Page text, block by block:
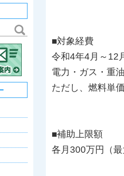
■対象経費
令和4年4月～12
電力・ガス・重
ただし、燃料単
■補助上限額
各月300万円（